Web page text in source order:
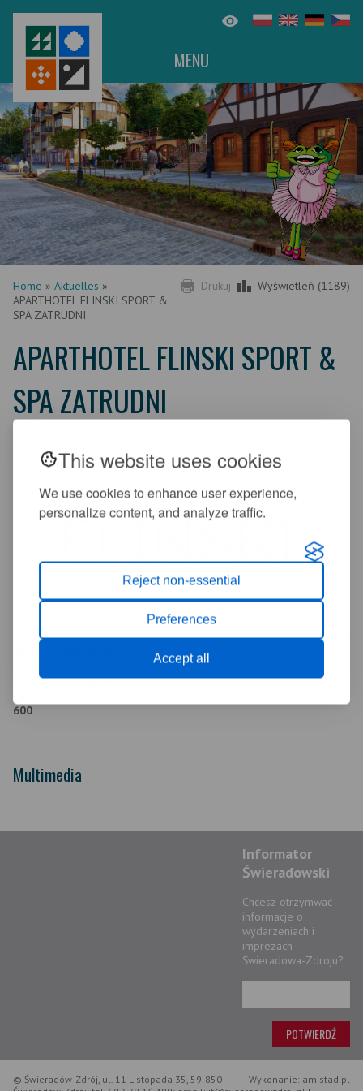
This website uses cookies
We use cookies to enhance user experience,
personalize content, and analyze traffic.
Reject non-essential
Preferences
Accept all
MENU
Drukuj Wyświetleń (1189)
Home » Aktuelles »
APARTHOTEL FLINSKI SPORT &
SPA ZATRUDNI
APARTHOTEL FLINSKI SPORT &
SPA ZATRUDNI
Aparthotel Flinski Sport & Spa w Świeradowie Zdroju poszukuje
zlecenia w miarę potrzeb na telefon - praca
Osoby zainteresowane ofertą prosimy o przesłanie zgłoszenia
600
Multimedia
Informator
Świeradowski
Chcesz otrzymwać
informacje o
wydarzeniach i
imprezach
Świeradowa-Zdroju?
Wykonanie: amistad.pl
© Świeradów-Zdrój, ul. 11 Listopada 35, 59-850